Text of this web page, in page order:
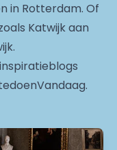
in Rotterdam. Of
Katwijk aan